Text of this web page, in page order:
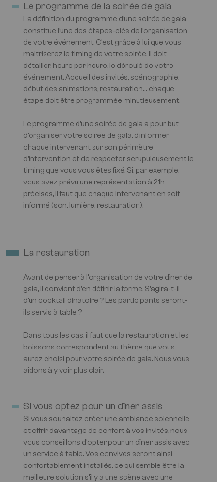
Le programme de la soirée de gala
La définition du programme d’une soirée de gala
constitue l’une des étapes-clés de l’organisation
de votre événement. C’est grâce à lui que vous
maitriserez le timing de votre soirée. Il doit
détailler, heure par heure, le déroulé de votre
événement. Accueil des invités, scénographie,
début des animations, restauration… chaque
étape doit être programmée minutieusement.
Le programme d’une soirée de gala a pour but
d’organiser votre soirée de gala, d’informer
chaque intervenant sur son périmètre
d’intervention et de respecter scrupuleusement le
timing que vous vous êtes fixé. Si, par exemple,
vous avez prévu une représentation à 21h
précises, il faut que chaque intervenant en soit
informé (son, lumière, restauration).
La restauration
Avant de penser à l’organisation de votre dîner de
gala, il convient d’en définir la forme. S’agira-t-il
d’un cocktail dinatoire ? Les participants seront-
ils servis à table ?
Dans tous les cas, il faut que la restauration et les
boissons correspondent au thème que vous
aurez choisi pour votre soirée de gala. Nous vous
aidons à y voir plus clair.
Si vous optez pour un dîner assis
Si vous souhaitez créer une ambiance solennelle
et offrir davantage de confort à vos invités, nous
vous conseillons d’opter pour un dîner assis avec
un service à table. Vos convives seront ainsi
confortablement installés, ce qui semble être la
meilleure solution s’il y a une scène avec une